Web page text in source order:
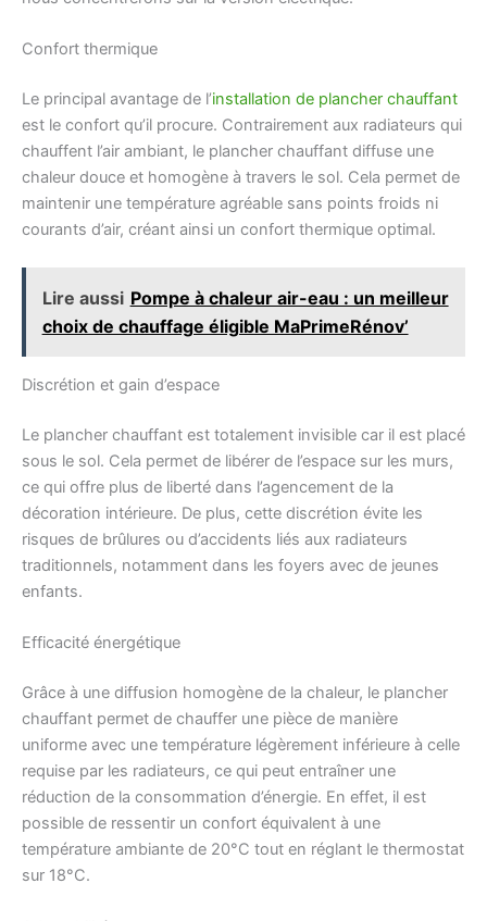
Confort thermique
Le principal avantage de l’installation de plancher chauffant
est le confort qu’il procure. Contrairement aux radiateurs qui
chauffent l’air ambiant, le plancher chauffant diffuse une
chaleur douce et homogène à travers le sol. Cela permet de
maintenir une température agréable sans points froids ni
courants d’air, créant ainsi un confort thermique optimal.
Lire aussi Pompe à chaleur air-eau : un meilleur
choix de chauffage éligible MaPrimeRénov’
Discrétion et gain d’espace
Le plancher chauffant est totalement invisible car il est placé
sous le sol. Cela permet de libérer de l’espace sur les murs,
ce qui offre plus de liberté dans l’agencement de la
décoration intérieure. De plus, cette discrétion évite les
risques de brûlures ou d’accidents liés aux radiateurs
traditionnels, notamment dans les foyers avec de jeunes
enfants.
Efficacité énergétique
Grâce à une diffusion homogène de la chaleur, le plancher
chauffant permet de chauffer une pièce de manière
uniforme avec une température légèrement inférieure à celle
requise par les radiateurs, ce qui peut entraîner une
réduction de la consommation d’énergie. En effet, il est
possible de ressentir un confort équivalent à une
température ambiante de 20°C tout en réglant le thermostat
sur 18°C.